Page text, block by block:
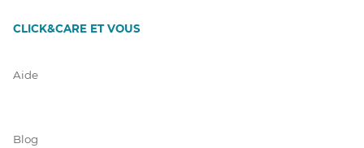
CLICK&CARE ET VOUS
Aide
Blog